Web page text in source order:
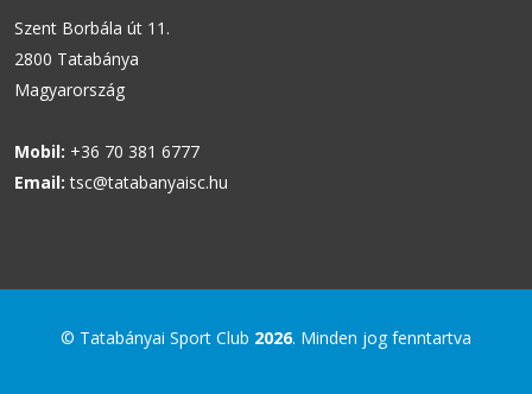
Szent Borbála út 11.
2800 Tatabánya
Magyarország
Mobil: +36 70 381 6777
Email: tsc@tatabanyaisc.hu
© Tatabányai Sport Club 2026. Minden jog fenntartva